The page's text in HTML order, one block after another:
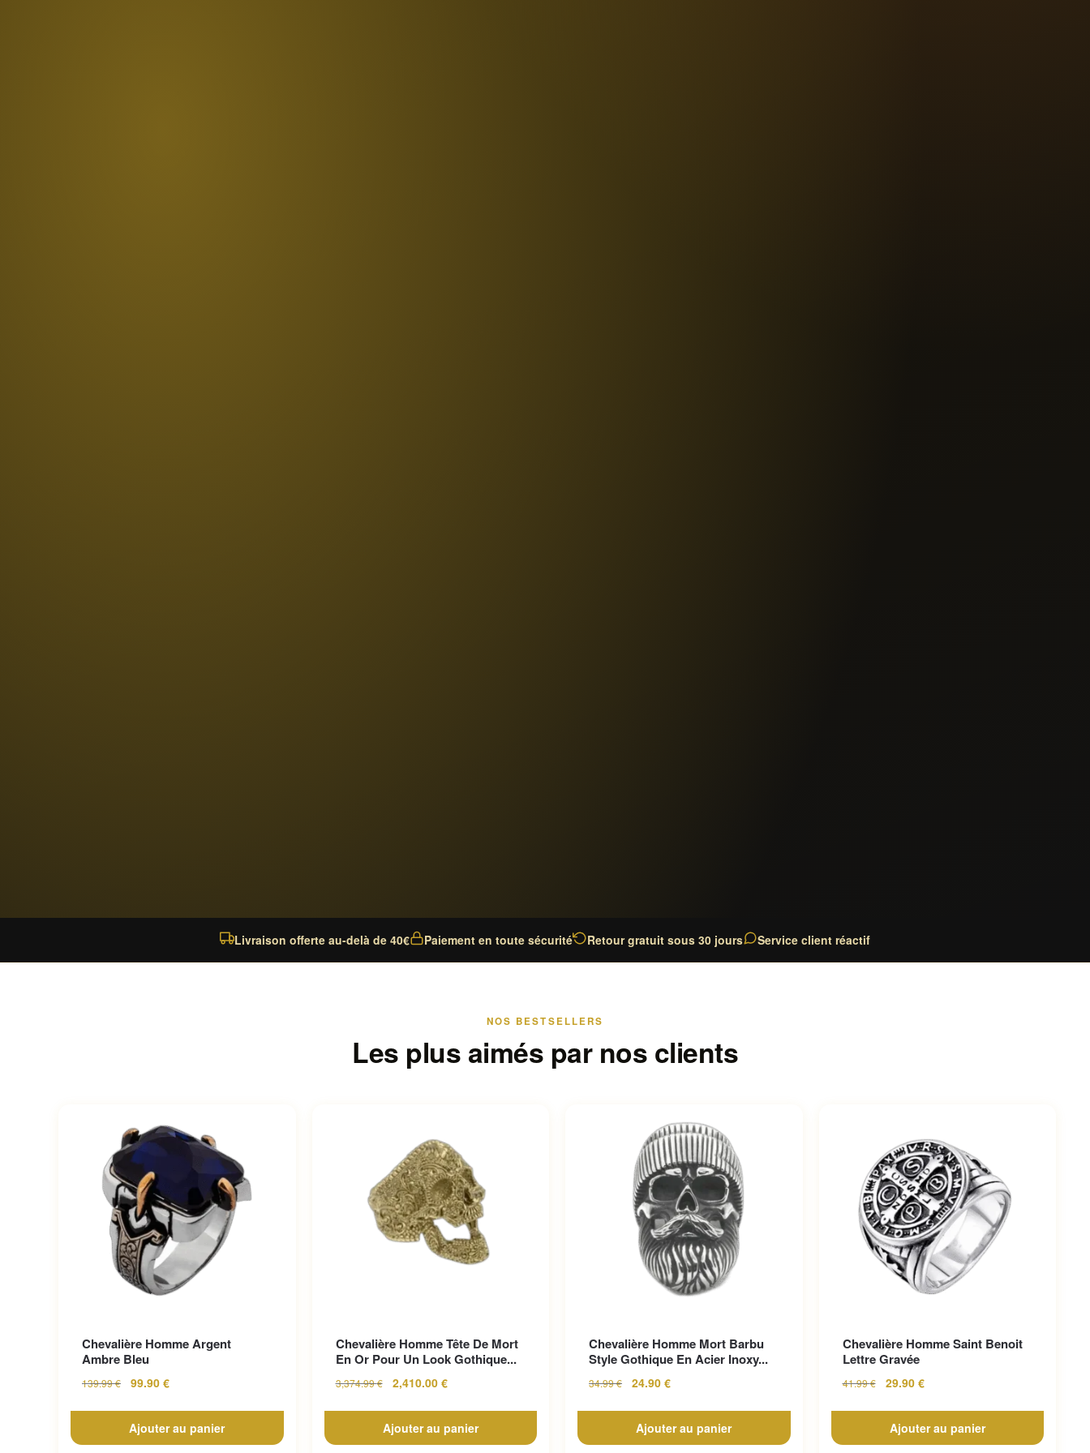
Livraison offerte au-delà de 40€ Paiement en toute sécurité Retour gratuit sous 30 jours Service client réactif
NOS BESTSELLERS
Les plus aimés par nos clients
Chevalière Homme Argent
Ambre Bleu
139.99€ 99.90 €
Ajouter au panier
Chevalière Homme Tête De Mort
En Or Pour Un Look Gothique...
3,374.99€ 2,410.00 €
Ajouter au panier
Chevalière Homme Mort Barbu
Style Gothique En Acier Inoxy...
34.99€ 24.90 €
Ajouter au panier
Chevalière Homme Saint Benoit
Lettre Gravée
41.99€ 29.90 €
Ajouter au panier